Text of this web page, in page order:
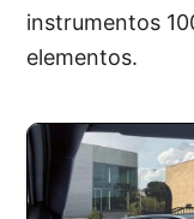
instrumentos
elementos.